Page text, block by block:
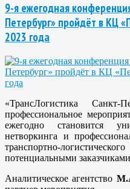
9-я ежегодная
Петербург» пройдёт в КЦ
2023 года
«ТрансЛогистика
профессиональное
ежегодно становится
нетворкинга и
транспортно-
потенциальными
Аналитическое агентство